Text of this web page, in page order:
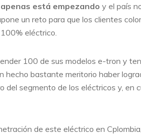
apenas está empezando y el país
un reto para que los clientes
eléctrico.
100 de sus modelos e-tron y
hecho bastante meritorio haber
del segmento de los eléctricos y, en
de este eléctrico en